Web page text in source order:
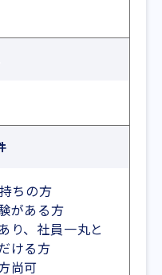
ちの方
がある方
り、社員一丸と
ける方
尚可